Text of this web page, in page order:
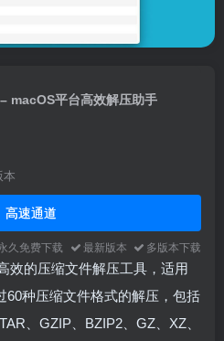
macOS平台高效解压助手
本
高速通道
久免费下载 最新版本 多版本下载
效的压缩文件解压工具，适用
60种压缩文件格式的解压，包括
、GZIP、BZIP2、GZ、XZ、